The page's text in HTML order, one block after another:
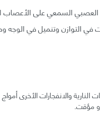
العصبي السمعي على الأعصاب
التوازن وتنميل في الوجه
النارية والانفجارات الأخرى
مؤقت.